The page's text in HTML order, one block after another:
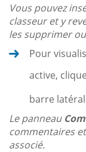
Vous pouvez
classeur et y
les supprimer
Pour
active,
barre
Le panneau
commentaires
associé.